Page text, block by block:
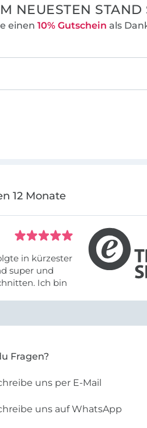
NEUESTEN STAND
einen 10% Gutschein als
12 Monate
in kürzester
Ich bin
Fragen?
uns per E-Mail
uns auf WhatsApp